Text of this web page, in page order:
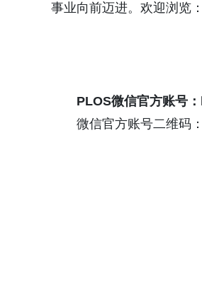
事业向前迈进。欢迎浏览：
PLOS微信官方账号：
微信官方账号二维码：